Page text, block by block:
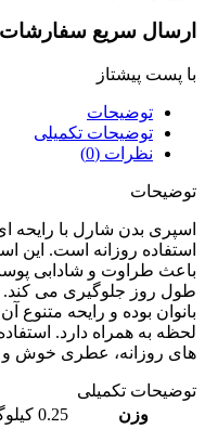
سریع سفارشات
پیشتاز
توضیحات
توضیحات تکمیلی
نظرات (0)
بدن شارل با رایحه‌ ای
روزانه است. این
طراوت و شادابی پوست
روز جلوگیری می‌ کند.
بوده و رایحه متنوع آن
به همراه دارد. استفاده
روزانه، عطری خوش و
تکمیلی
وزن
0.25 کیلوگرم